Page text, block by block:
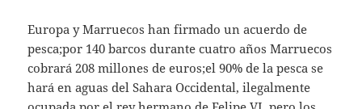
Europa y Marruecos han firmado un acuerdo de
pesca;por 140 barcos durante cuatro años Marruecos
cobrará 208 millones de euros;el 90% de la pesca se
hará en aguas del Sahara Occidental, ilegalmente